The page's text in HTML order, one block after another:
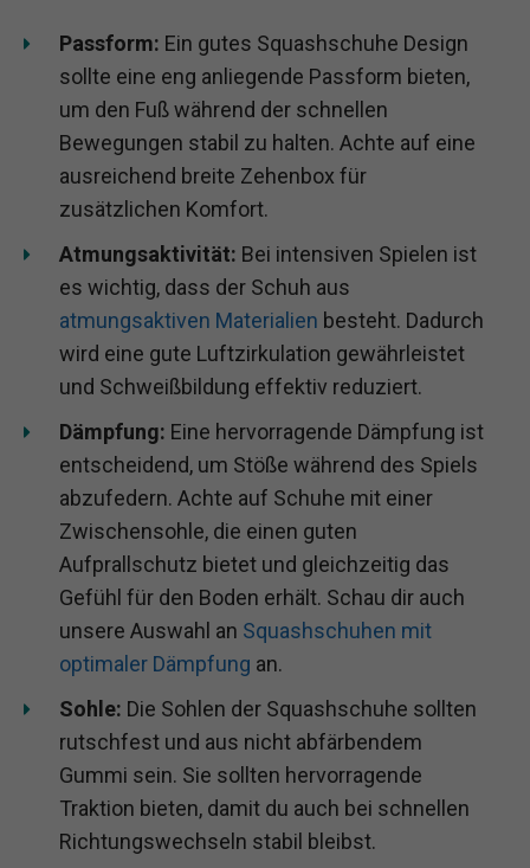
Passform: Ein gutes Squashschuhe Design
sollte eine eng anliegende Passform bieten,
um den Fuß während der schnellen
Bewegungen stabil zu halten. Achte auf eine
ausreichend breite Zehenbox für
zusätzlichen Komfort.
Atmungsaktivität: Bei intensiven Spielen ist
es wichtig, dass der Schuh aus
atmungsaktiven Materialien besteht. Dadurch
wird eine gute Luftzirkulation gewährleistet
und Schweißbildung effektiv reduziert.
Dämpfung: Eine hervorragende Dämpfung ist
entscheidend, um Stöße während des Spiels
abzufedern. Achte auf Schuhe mit einer
Zwischensohle, die einen guten
Aufprallschutz bietet und gleichzeitig das
Gefühl für den Boden erhält. Schau dir auch
unsere Auswahl an Squashschuhen mit
optimaler Dämpfung an.
Sohle: Die Sohlen der Squashschuhe sollten
rutschfest und aus nicht abfärbendem
Gummi sein. Sie sollten hervorragende
Traktion bieten, damit du auch bei schnellen
Richtungswechseln stabil bleibst.